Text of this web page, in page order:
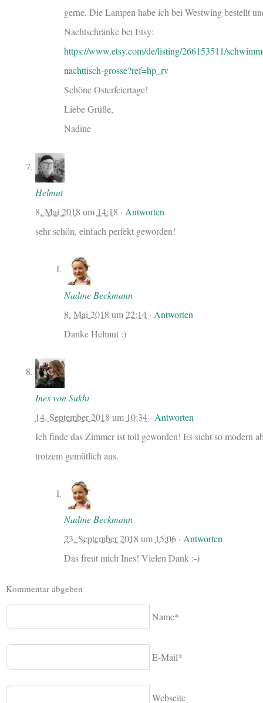
gerne. Die Lampen habe ich bei Westwing bestellt
Nachtschränke bei Etsy:
https://www.etsy.com/de/listing/266153511/
nachttisch-grosse?ref=hp_rv
Schöne Osterfeiertage!
Liebe Grüße,
Nadine
Helmut
8. Mai 2018 um 14:18 · Antworten
sehr schön, einfach perfekt geworden!
Nadine Beckmann
8. Mai 2018 um22:14 · Antworten
Danke Helmut :)
Ines von Sukhi
14. September 2018 um 10:34· Antworten
Ich finde das Zimmer ist toll geworden! Es sieht so modern
trotzem gemütlich aus.
Nadine Beckmann
23. September 2018 um 15:06 ·Antworten
Das freut mich Ines! Vielen Dank :-)
Kommentar abgeben
Name*
E-Mail*
Webseite